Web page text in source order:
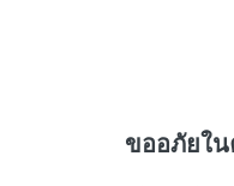
ขออภัยใน